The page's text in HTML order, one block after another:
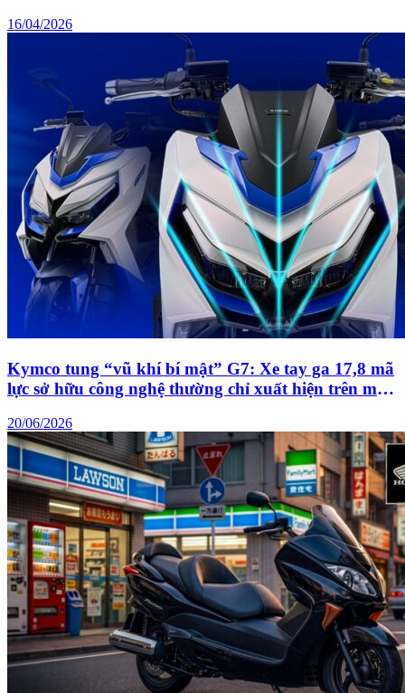
16/04/2026
Kymco tung “vũ khí bí mật” G7: Xe tay ga 17,8 mã
lực sở hữu công nghệ thường chỉ xuất hiện trên mô
20/06/2026